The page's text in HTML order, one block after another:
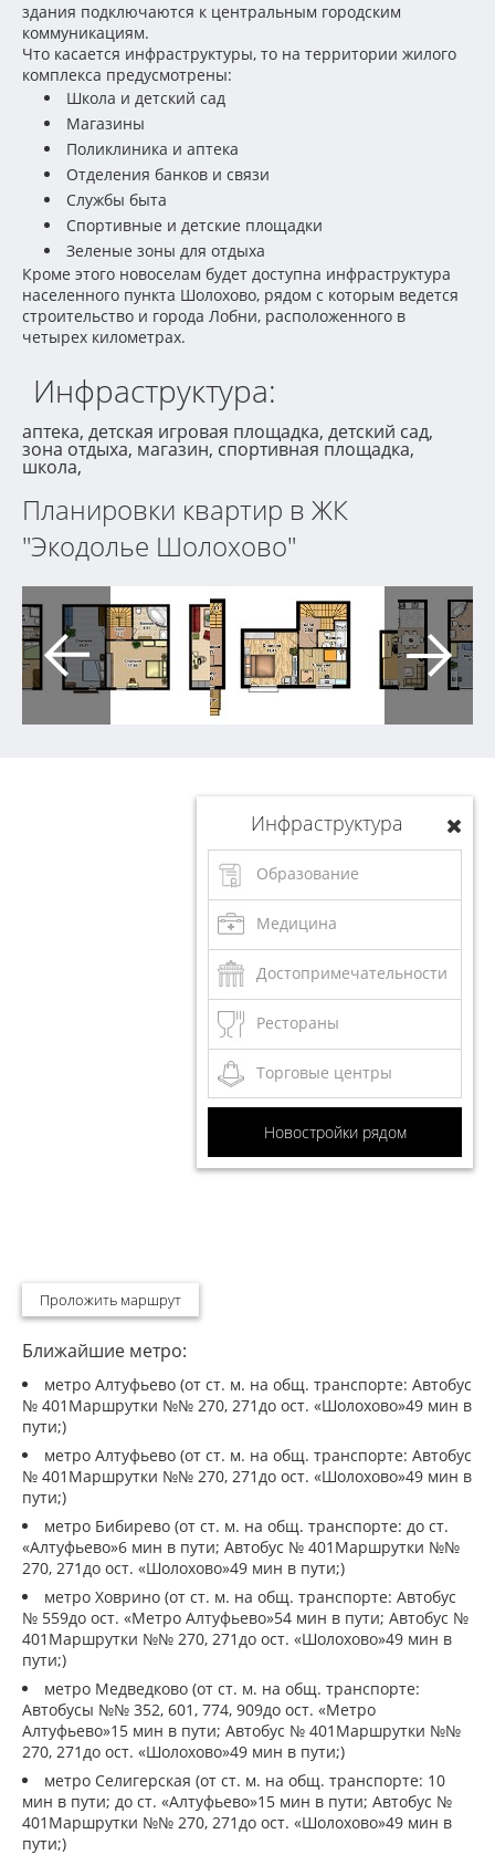
здания подключаются к центральным городским
коммуникациям.
Что касается инфраструктуры, то на территории жилого
комплекса предусмотрены:
Школа и детский сад
Магазины
Поликлиника и аптека
Отделения банков и связи
Службы быта
Спортивные и детские площадки
Зеленые зоны для отдыха
Кроме этого новоселам будет доступна инфраструктура
населенного пункта Шолохово, рядом с которым ведется
строительство и города Лобни, расположенного в
четырех километрах.
Инфраструктура:
аптека, детская игровая площадка, детский сад,
зона отдыха, магазин, спортивная площадка,
школа,
Планировки квартир в ЖК
"Экодолье Шолохово"
Инфраструктура
Образование
Медицина
Достопримечательности
Рестораны
Торговые центры
Новостройки рядом
Проложить маршрут
Ближайшие метро:
метро Алтуфьево (от ст. м. на общ. транспорте: Автобус
№ 401Маршрутки №№ 270, 271до ост. «Шолохово»49 мин в
пути;)
метро Алтуфьево (от ст. м. на общ. транспорте: Автобус
№ 401Маршрутки №№ 270, 271до ост. «Шолохово»49 мин в
пути;)
метро Бибирево (от ст. м. на общ. транспорте: до ст.
«Алтуфьево»6 мин в пути; Автобус № 401Маршрутки №№
270, 271до ост. «Шолохово»49 мин в пути;)
метро Ховрино (от ст. м. на общ. транспорте: Автобус
№ 559до ост. «Метро Алтуфьево»54 мин в пути; Автобус №
401Маршрутки №№ 270, 271до ост. «Шолохово»49 мин в
пути;)
метро Медведково (от ст. м. на общ. транспорте:
Автобусы №№ 352, 601, 774, 909до ост. «Метро
Алтуфьево»15 мин в пути; Автобус № 401Маршрутки №№
270, 271до ост. «Шолохово»49 мин в пути;)
метро Селигерская (от ст. м. на общ. транспорте: 10
мин в пути; до ст. «Алтуфьево»15 мин в пути; Автобус №
401Маршрутки №№ 270, 271до ост. «Шолохово»49 мин в
пути;)